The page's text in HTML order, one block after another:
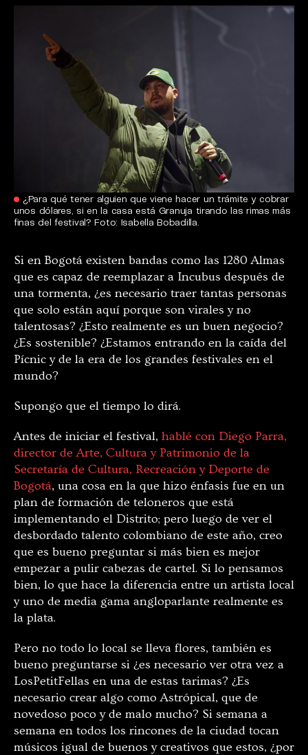
¿Para qué tener alguien que viene hacer un trámite y cobrar
unos dólares, si en la casa está Granuja tirando las rimas más
finas del festival? Foto: Isabella Bobadilla.
Si en Bogotá existen bandas como las 1280 Almas
que es capaz de reemplazar a Incubus después de
una tormenta, ¿es necesario traer tantas personas
que solo están aquí porque son virales y no
talentosas? ¿Esto realmente es un buen negocio?
¿Es sostenible? ¿Estamos entrando en la caída del
Pícnic y de la era de los grandes festivales en el
mundo?
Supongo que el tiempo lo dirá.
Antes de iniciar el festival, hablé con Diego Parra,
director de Arte, Cultura y Patrimonio de la
Secretaría de Cultura, Recreación y Deporte de
Bogotá, una cosa en la que hizo énfasis fue en un
plan de formación de teloneros que está
implementando el Distrito; pero luego de ver el
desbordado talento colombiano de este año, creo
que es bueno preguntar si más bien es mejor
empezar a pulir cabezas de cartel. Si lo pensamos
bien, lo que hace la diferencia entre un artista local
y uno de media gama angloparlante realmente es
la plata.
Pero no todo lo local se lleva flores, también es
bueno preguntarse si ¿es necesario ver otra vez a
LosPetitFellas en una de estas tarimas? ¿Es
necesario crear algo como Astrópical, que de
novedoso poco y de malo mucho? Si semana a
semana en todos los rincones de la ciudad tocan
músicos igual de buenos y creativos que estos, ¿por